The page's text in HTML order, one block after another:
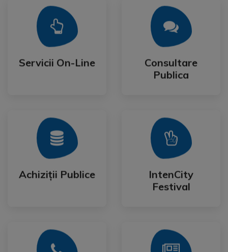
Servicii On-Line
Servicii On-Line
Mai Mult
Consultare
Publica
Consultare
Publica
Mai Mult
Achiziții Publice
Achiziții Publice
Mai Mult
IntenCity
Festival
IntenCity
Festival
Mai Mult
Mai Mult Mai Mult